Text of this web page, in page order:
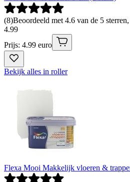
(8)Beoordeeld met 4.6 van de 5
4.99
Prijs: 4.99 euro
Bekijk alles in roller
Flexa Mooi Makkelijk vloeren &